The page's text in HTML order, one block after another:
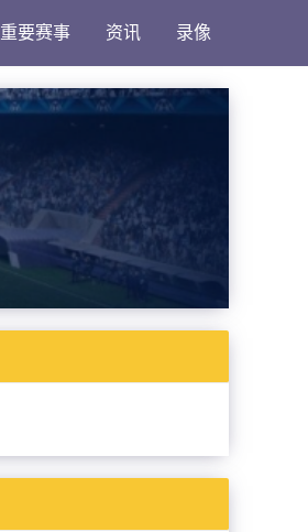
重要赛事 资讯 录像